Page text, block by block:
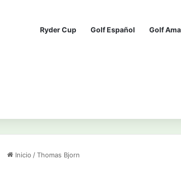
Ryder Cup Golf Español Golf
Inicio /Thomas Bjorn